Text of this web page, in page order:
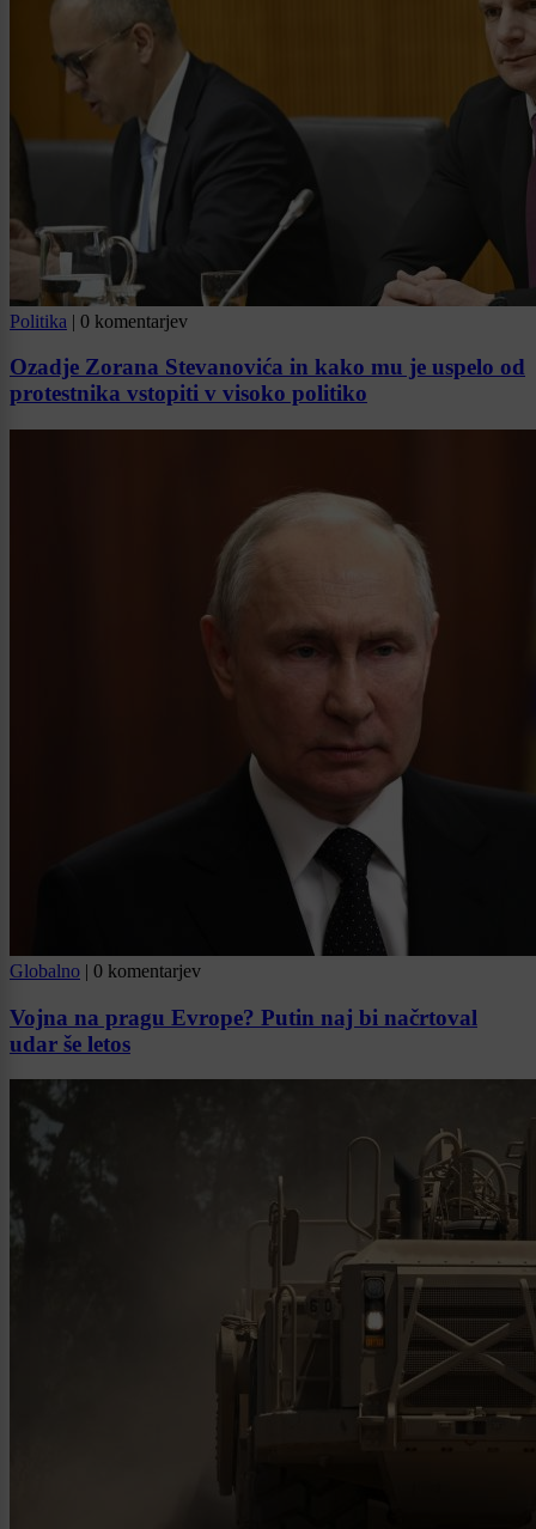
Politika | 0 komentarjev
Ozadje Zorana Stevanovića in kako mu je uspelo od
protestnika vstopiti v visoko politiko
Globalno | 0 komentarjev
Vojna na pragu Evrope? Putin naj bi načrtoval
udar še letos